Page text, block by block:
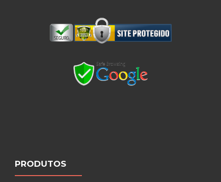
PRODUTOS